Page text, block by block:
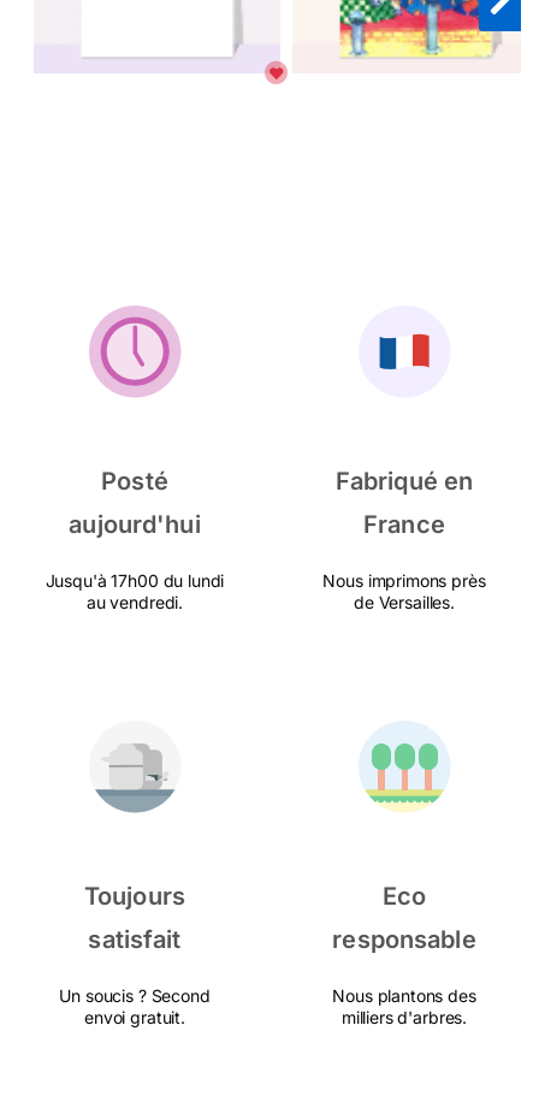
Posté
aujourd'hui
Jusqu'à 17h00 du lundi
au vendredi.
Fabriqué en
France
Nous imprimons près
de Versailles.
Toujours
satisfait
Un soucis ? Second
envoi gratuit.
Eco
responsable
Nous plantons des
milliers d'arbres.